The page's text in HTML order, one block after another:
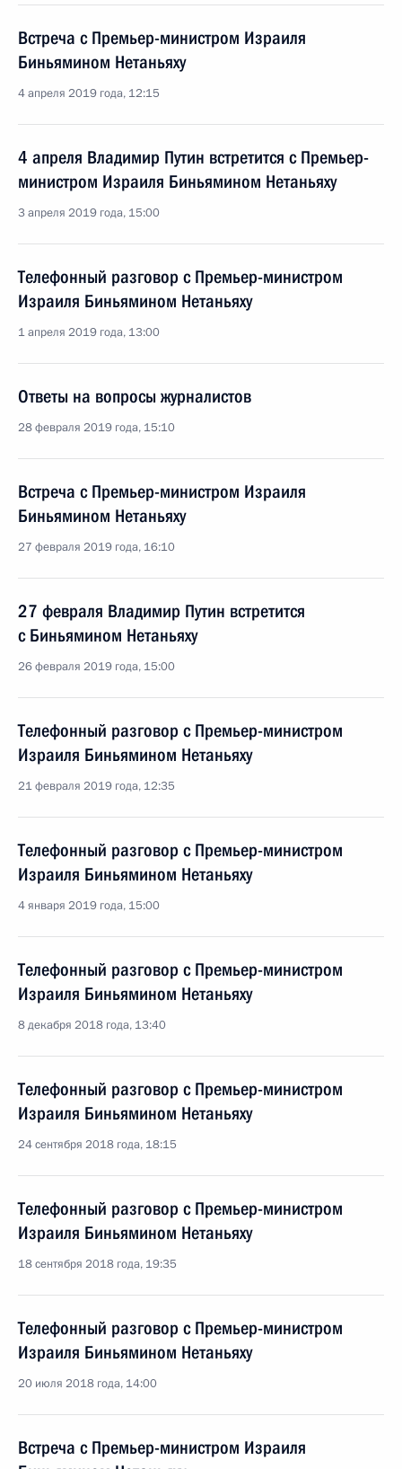
Встреча с Премьер-министром Израиля
Биньямином Нетаньяху
4 апреля 2019 года, 12:15
4 апреля Владимир Путин встретится с Премьер-
министром Израиля Биньямином Нетаньяху
3 апреля 2019 года, 15:00
Телефонный разговор с Премьер-министром
Израиля Биньямином Нетаньяху
1 апреля 2019 года, 13:00
Ответы на вопросы журналистов
28 февраля 2019 года, 15:10
Встреча с Премьер-министром Израиля
Биньямином Нетаньяху
27 февраля 2019 года, 16:10
27 февраля Владимир Путин встретится
с Биньямином Нетаньяху
26 февраля 2019 года, 15:00
Телефонный разговор с Премьер-министром
Израиля Биньямином Нетаньяху
21 февраля 2019 года, 12:35
Телефонный разговор с Премьер-министром
Израиля Биньямином Нетаньяху
4 января 2019 года, 15:00
Телефонный разговор с Премьер-министром
Израиля Биньямином Нетаньяху
8 декабря 2018 года, 13:40
Телефонный разговор с Премьер-министром
Израиля Биньямином Нетаньяху
24 сентября 2018 года, 18:15
Телефонный разговор с Премьер-министром
Израиля Биньямином Нетаньяху
18 сентября 2018 года, 19:35
Телефонный разговор с Премьер-министром
Израиля Биньямином Нетаньяху
20 июля 2018 года, 14:00
Встреча с Премьер-министром Израиля